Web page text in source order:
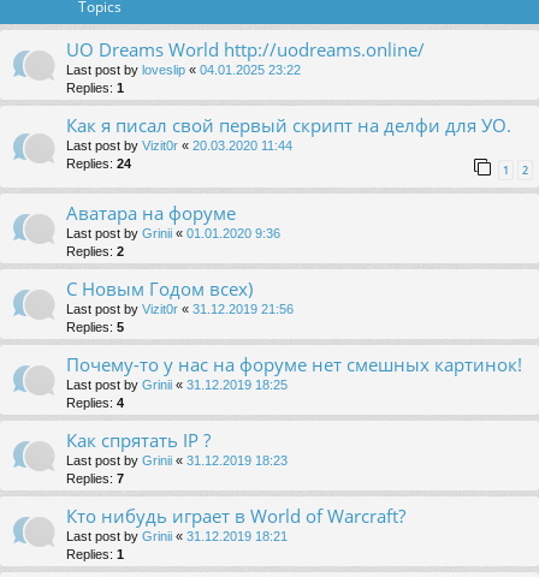
Topics
UO Dreams World http://uodreams.online/
Last post by loveslip « 04.01.2025 23:22
Replies: 1
Как я писал свой первый скрипт на делфи для УО.
Last post by Vizit0r « 20.03.2020 11:44
Replies: 24 1 2
Аватара на форуме
Last post by Grinii « 01.01.2020 9:36
Replies: 2
С Новым Годом всех)
Last post by Vizit0r « 31.12.2019 21:56
Replies: 5
Почему-то у нас на форуме нет смешных картинок!
Last post by Grinii « 31.12.2019 18:25
Replies: 4
Как спрятать IP ?
Last post by Grinii « 31.12.2019 18:23
Replies: 7
Кто нибудь играет в World of Warcraft?
Last post by Grinii « 31.12.2019 18:21
Replies: 1